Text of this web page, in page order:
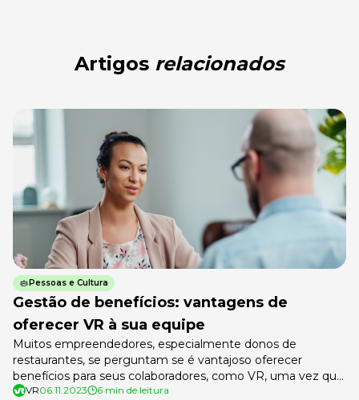
Artigos relacionados
Pessoas e Cultura
Gestão de benefícios: vantagens de
oferecer VR à sua equipe
Muitos empreendedores, especialmente donos de
restaurantes, se perguntam se é vantajoso oferecer
benefícios para seus colaboradores, como VR, uma vez que
a equipe diretamente ligada às principais atividades do
VR06.11.2023 6 min de leitura